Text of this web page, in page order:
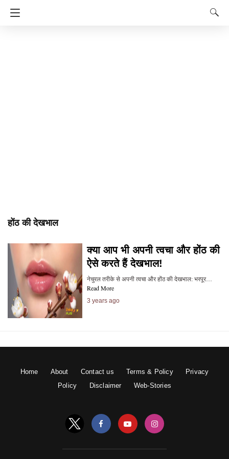
होंठ की देखभाल
क्या आप भी अपनी त्वचा और होंठ की
ऐसे करते हैं देखभाल!
नेचुरल तरीके से अपनी त्वचा और होंठ की देखभाल: भरपूर…
Read More
3 years ago
Home About Contact us Terms & Policy
Privacy
Policy
Disclaimer Web-Stories